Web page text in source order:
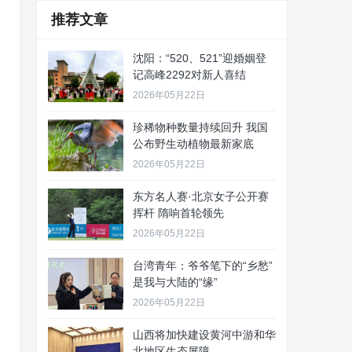
推荐文章
沈阳：“520、521”迎婚姻登
记高峰2292对新人喜结
2026年05月22日
珍稀物种数量持续回升 我国
公布野生动植物最新家底
2026年05月22日
东方名人赛·北京女子公开赛
挥杆 隋响首轮领先
2026年05月22日
台湾青年：爷爷笔下的“乡愁”
是我与大陆的“缘”
2026年05月22日
山西将加快建设黄河中游和华